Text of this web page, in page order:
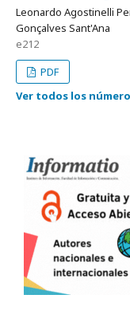
Leonardo Agostinelli
Gonçalves Sant'Ana
e212
PDF
Ver todos los